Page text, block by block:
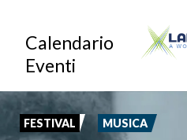
contenuto
principale
Calendario
Eventi
FESTIVAL MUSICA